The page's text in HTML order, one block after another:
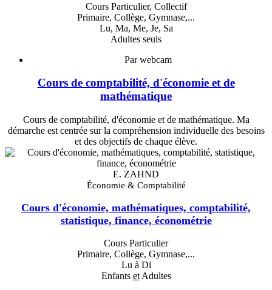
Cours Particulier, Collectif
Primaire, Collège, Gymnase,...
Lu, Ma, Me, Je, Sa
Adultes seuls
Par webcam
Cours de comptabilité, d'économie et de
mathématique
Cours de comptabilité, d'économie et de mathématique. Ma
démarche est centrée sur la compréhension individuelle des besoins
et des objectifs de chaque élève.
E. ZAHND
Économie & Comptabilité
Cours d'économie, mathématiques, comptabilité,
statistique, finance, économétrie
Cours Particulier
Primaire, Collège, Gymnase,...
Lu à Di
Enfants etAdultes